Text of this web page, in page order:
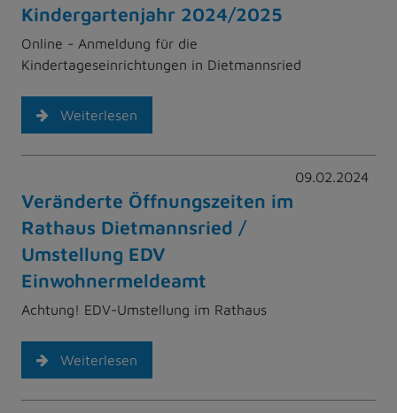
Kindergartenjahr 2024/2025
Online - Anmeldung für die
Kindertageseinrichtungen in Dietmannsried
Weiterlesen
09.02.2024
Veränderte Öffnungszeiten im
Rathaus Dietmannsried /
Umstellung EDV
Einwohnermeldeamt
Achtung! EDV-Umstellung im Rathaus
Weiterlesen